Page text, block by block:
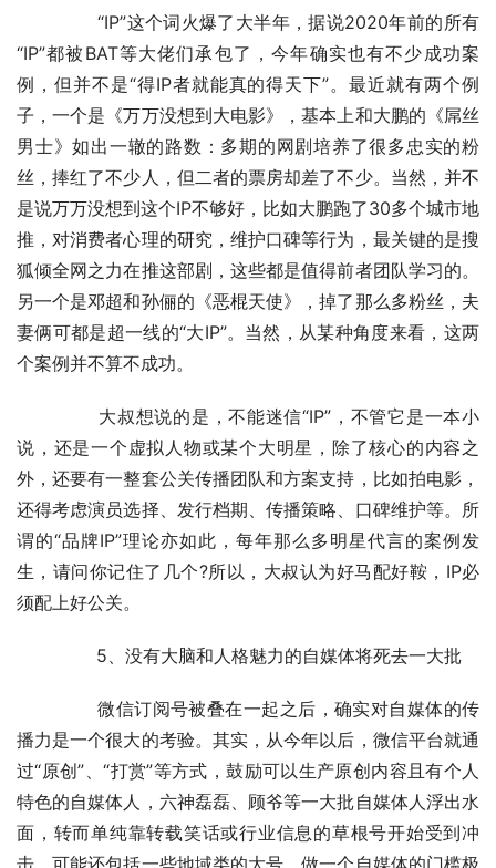
“IP”都被BAT等大佬们承包了，今年确实也有不少成功案
例，但并不是“得IP者就能真的得天下”。最近就有两个例
子，一个是《万万没想到大电影》，基本上和大鹏的《屌丝
男士》如出一辙的路数：多期的网剧培养了很多忠实的粉
丝，捧红了不少人，但二者的票房却差了不少。当然，并不
是说万万没想到这个IP不够好，比如大鹏跑了30多个城市地
推，对消费者心理的研究，维护口碑等行为，最关键的是搜
狐倾全网之力在推这部剧，这些都是值得前者团队学习的。
另一个是邓超和孙俪的《恶棍天使》，掉了那么多粉丝，夫
妻俩可都是超一线的“大IP”。当然，从某种角度来看，这两
个案例并不算不成功。
说，还是一个虚拟人物或某个大明星，除了核心的内容之
外，还要有一整套公关传播团队和方案支持，比如拍电影，
还得考虑演员选择、发行档期、传播策略、口碑维护等。所
谓的“品牌IP”理论亦如此，每年那么多明星代言的案例发
生，请问你记住了几个?所以，大叔认为好马配好鞍，IP必
须配上好公关。
	　　5、没有大脑和人格魅力的自媒体将死去一大批
播力是一个很大的考验。其实，从今年以后，微信平台就通
过“原创”、“打赏”等方式，鼓励可以生产原创内容且有个人
特色的自媒体人，六神磊磊、顾爷等一大批自媒体人浮出水
面，转而单纯靠转载笑话或行业信息的草根号开始受到冲
击，可能还包括一些地域类的大号。做一个自媒体的门槛极